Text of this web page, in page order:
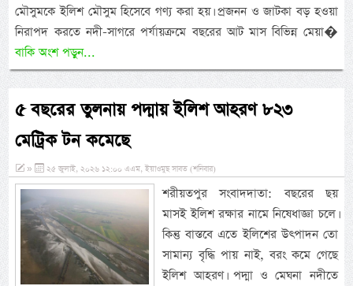
মৌসুমকে ইলিশ মৌসুম হিসেবে গণ্য করা হয়। প্রজনন ও জাটকা বড় হওয়া
নিরাপদ করতে নদী-সাগরে পর্যায়ক্রমে বছরের আট মাস বিভিন্ন মেয়া�
বাকি অংশ পড়ুন...
৫ বছরের তুলনায় পদ্মায় ইলিশ আহরণ ৮২৩
মেট্রিক টন কমেছে
» ২৫ জুলাই, ২০২৬ ১২:০০ এএম, ইয়াওমুছ সাবত (শনিবার)
শরীয়তপুর সংবাদদাতা: বছরের ছয়
মাসই ইলিশ রক্ষার নামে নিষেধাজ্ঞা চলে।
কিন্তু বাস্তবে এতে ইলিশের উৎপাদন তো
সামান্য বৃদ্ধি পায় নাই, বরং কমে গেছে
ইলিশ আহরণ। পদ্মা ও মেঘনা নদীতে